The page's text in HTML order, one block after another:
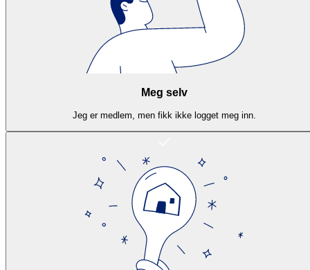
Meg selv
Jeg er medlem, men fikk ikke logget meg inn.